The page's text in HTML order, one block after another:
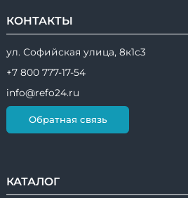
КОНТАКТЫ
ул. Софийская улица, 8к1с3
+7 800 777-17-54
info@refo24.ru
Обратная связь
КАТАЛОГ